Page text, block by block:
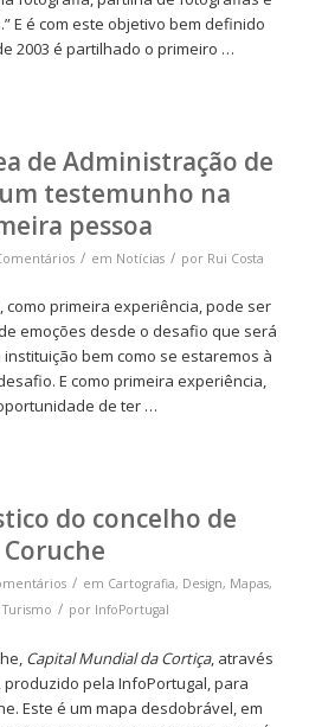
E é com este objetivo bem definido
2003 é partilhado o primeiro …
de Administração de
testemunho na
pessoa
/ em Notícias / por Rui Costa
como primeira experiência, pode ser
emoções desde o desafio que será
bem como se estaremos à
E como primeira experiência,
de ter …
do concelho de
Coruche
/ em Cartografia, Design, Mapas,
Turismo / por InfoPortugal
Capital Mundial da Cortiça, através
produzido pela InfoPortugal, para
Este é um mapa desdobrável, em